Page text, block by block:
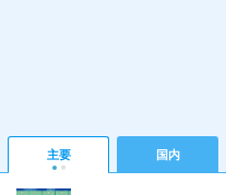
主要 国内